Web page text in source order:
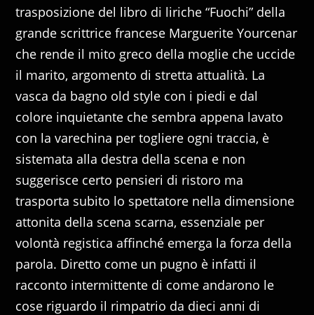
trasposizione del libro di liriche “Fuochi” della
grande scrittrice francese Marguerite Yourcenar
che rende il mito greco della moglie che uccide
il marito, argomento di stretta attualità. La
vasca da bagno old style con i piedi e dal
colore inquietante che sembra appena lavato
con la varechina per togliere ogni traccia, è
sistemata alla destra della scena e non
suggerisce certo pensieri di ristoro ma
trasporta subito lo spettatore nella dimensione
attonita della scena scarna, essenziale per
volontà registica affinché emerga la forza della
parola. Diretto come un pugno è infatti il
racconto intermittente di come andarono le
cose riguardo il rimpatrio da dieci anni di